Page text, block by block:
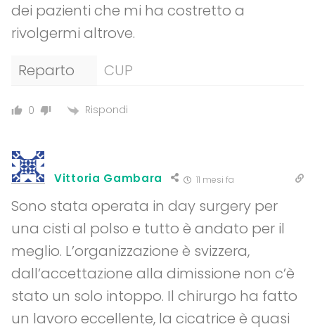
dei pazienti che mi ha costretto a
rivolgermi altrove.
Reparto
CUP
0 Rispondi
Vittoria Gambara 11 mesi fa
Sono stata operata in day surgery per
una cisti al polso e tutto è andato per il
meglio. L’organizzazione è svizzera,
dall’accettazione alla dimissione non c’è
stato un solo intoppo. Il chirurgo ha fatto
un lavoro eccellente, la cicatrice è quasi